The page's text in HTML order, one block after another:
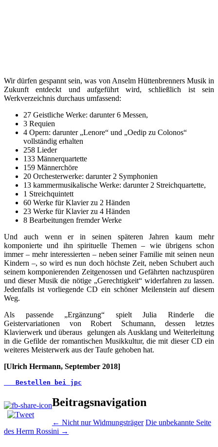
Wir dürfen gespannt sein, was von Anselm Hüttenbrenners Musik in
Zukunft entdeckt und aufgeführt wird, schließlich ist sein
Werkverzeichnis durchaus umfassend:
27 Geistliche Werke: darunter 6 Messen,
3 Requien
4 Opern: darunter „Lenore“ und „Oedip zu Colonos“
vollständig erhalten
258 Lieder
133 Männerquartette
159 Männerchöre
20 Orchesterwerke: darunter 2 Symphonien
13 kammermusikalische Werke: darunter 2 Streichquartette,
1 Streichquintett
60 Werke für Klavier zu 2 Händen
23 Werke für Klavier zu 4 Händen
8 Bearbeitungen fremder Werke
Und auch wenn er in seinen späteren Jahren kaum mehr
komponierte und ihn spirituelle Themen – wie übrigens schon
immer – mehr interessierten – neben seiner Familie mit seinen neun
Kindern –, so wird es nun doch höchste Zeit, neben Schubert auch
seinem komponierenden Zeitgenossen und Gefährten nachzuspüren
und dieser Musik die nötige „Gerechtigkeit“ widerfahren zu lassen.
Jedenfalls ist vorliegende CD ein schöner Meilenstein auf diesem
Weg.
Als passende „Ergänzung“ spielt Julia Rinderle die
Geistervariationen von Robert Schumann, dessen letztes
Klavierwerk und überaus gelungen als Ausklang und Weiterleitung
in die Gefilde der romantischen Musikkultur, die mit dieser CD ein
weiteres Meisterwerk aus der Taufe gehoben hat.
[Ulrich Hermann, September 2018]
Bestellen bei jpc
Beitragsnavigation
← Nicht nur Widmungsträger Die unbekannte Seite
des Herrn Rossini →